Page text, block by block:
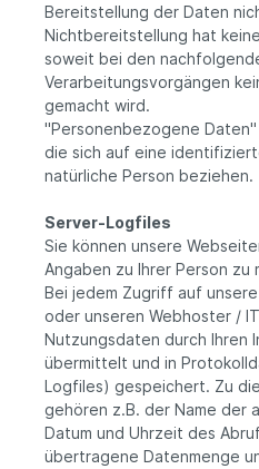
Bereitstellung der Daten
Nichtbereitstellung hat
soweit bei den
Verarbeitungsvorgängen
gemacht wird.
"Personenbezogene Daten"
die sich auf eine
natürliche Person beziehen.
Server-Logfiles
Sie können unsere
Angaben zu Ihrer Person zu
Bei jedem Zugriff auf
oder unseren Webhoster /
Nutzungsdaten durch Ihren
übermittelt und in
Logfiles) gespeichert. Zu
gehören z.B. der Name der
Datum und Uhrzeit des
übertragene Datenmenge